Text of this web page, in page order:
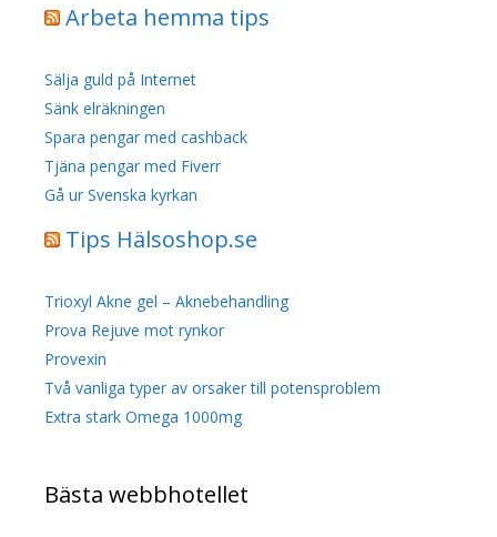
Arbeta hemma tips
Sälja guld på Internet
Sänk elräkningen
Spara pengar med cashback
Tjäna pengar med Fiverr
Gå ur Svenska kyrkan
Tips Hälsoshop.se
Trioxyl Akne gel – Aknebehandling
Prova Rejuve mot rynkor
Provexin
Två vanliga typer av orsaker till potensproblem
Extra stark Omega 1000mg
Bästa webbhotellet